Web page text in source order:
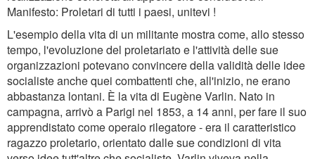
Manifesto: Proletari di tutti i paesi, unitevi !
L'esempio della vita di un militante mostra come, allo stesso
tempo, l'evoluzione del proletariato e l'attività delle sue
organizzazioni potevano convincere della validità delle idee
socialiste anche quei combattenti che, all'inizio, ne erano
abbastanza lontani. È la vita di Eugène Varlin. Nato in
campagna, arrivò a Parigi nel 1853, a 14 anni, per fare il suo
apprendistato come operaio rilegatore - era il caratteristico
ragazzo proletario, orientato dalle sue condizioni di vita